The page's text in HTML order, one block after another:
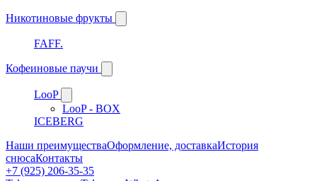
Никотиновые фрукты
FAFF.
Кофеиновые паучи
LooP
LooP - BOX
ICEBERG
Наши преимуществаОформление, доставкаИстория
снюсаКонтакты
+7 (925) 206-35-35